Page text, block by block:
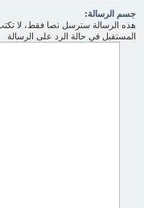
جسم الرسالة:
المستقبل في حالة الرد على الرسالة